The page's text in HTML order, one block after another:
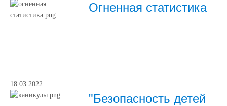
Огненная статистика
18.03.2022
"Безопасность детей